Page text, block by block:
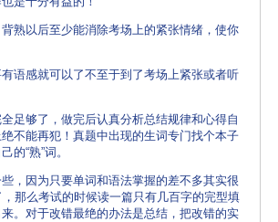
以后至少能消除考场上的紧张情绪，使你
感就可以了不至于到了考场上紧张或者听
够了，做完后认真分析总结规律和心得自
不能再犯！真题中出现的生词专门找个本子
“熟”词。
因为只要单词和语法掌握的差不多其实很
那么考试的时候读一篇只有几百字的完型填
。对于改错最绝的办法是总结，把改错的实